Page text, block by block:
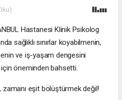
Hastanesi Klinik Psikolog
sağlıklı sınırlar koyabilmenin,
ve iş-yaşam dengesini
öneminden bahsetti.
eşit bölüştürmek değil!